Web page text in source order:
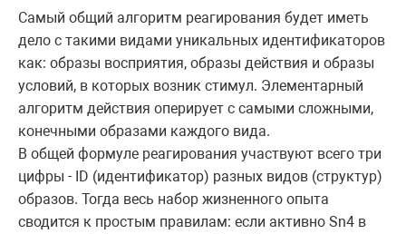
Самый общий алгоритм реагирования будет иметь
дело с такими видами уникальных идентификаторов
как: образы восприятия, образы действия и образы
условий, в которых возник стимул. Элементарный
алгоритм действия оперирует с самыми сложными,
конечными образами каждого вида.
В общей формуле реагирования участвуют всего три
цифры - ID (идентификатор) разных видов (структур)
образов. Тогда весь набор жизненного опыта
сводится к простым правилам: если активно Sn4 в